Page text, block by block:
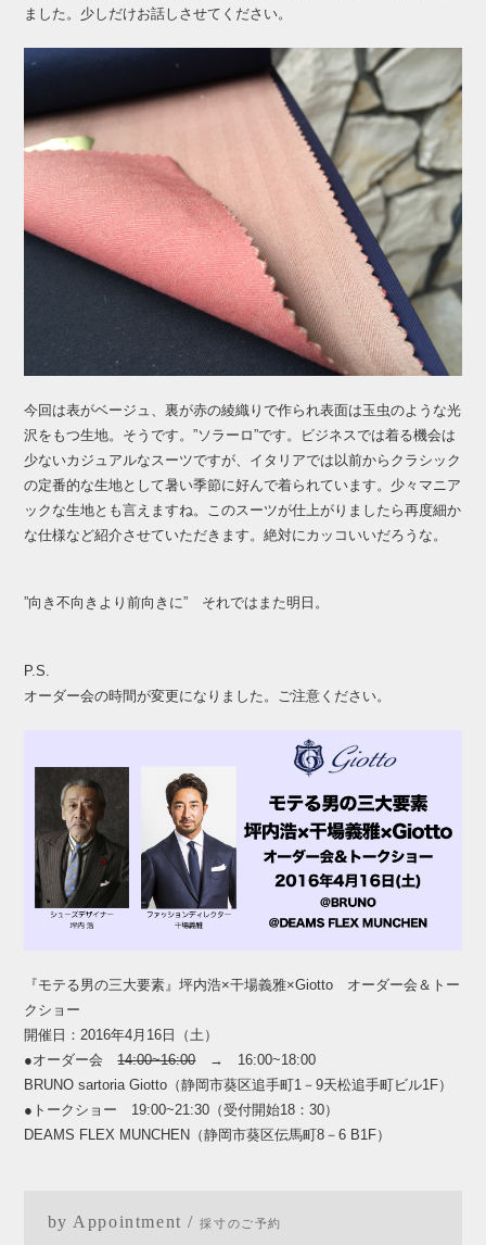
ました。少しだけお話しさせてください。
今回は表がベージュ、裏が赤の綾織りで作られ表面は玉虫のような光
沢をもつ生地。そうです。”ソラーロ”です。ビジネスでは着る機会は
少ないカジュアルなスーツですが、イタリアでは以前からクラシック
の定番的な生地として暑い季節に好んで着られています。少々マニア
ックな生地とも言えますね。このスーツが仕上がりましたら再度細か
な仕様など紹介させていただきます。絶対にカッコいいだろうな。
”向き不向きより前向きに” それではまた明日。
P.S.
オーダー会の時間が変更になりました。ご注意ください。
『モテる男の三大要素』坪内浩×干場義雅×Giotto オーダー会＆トー
クショー
開催日：2016年4月16日（土）
●オーダー会14:00~16:00→ 16:00~18:00
BRUNO sartoria Giotto（静岡市葵区追手町1－9天松追手町ビル1F）
●トークショー 19:00~21:30（受付開始18：30）
DEAMS FLEX MUNCHEN（静岡市葵区伝馬町8－6 B1F）
by Appointment /採寸のご予約